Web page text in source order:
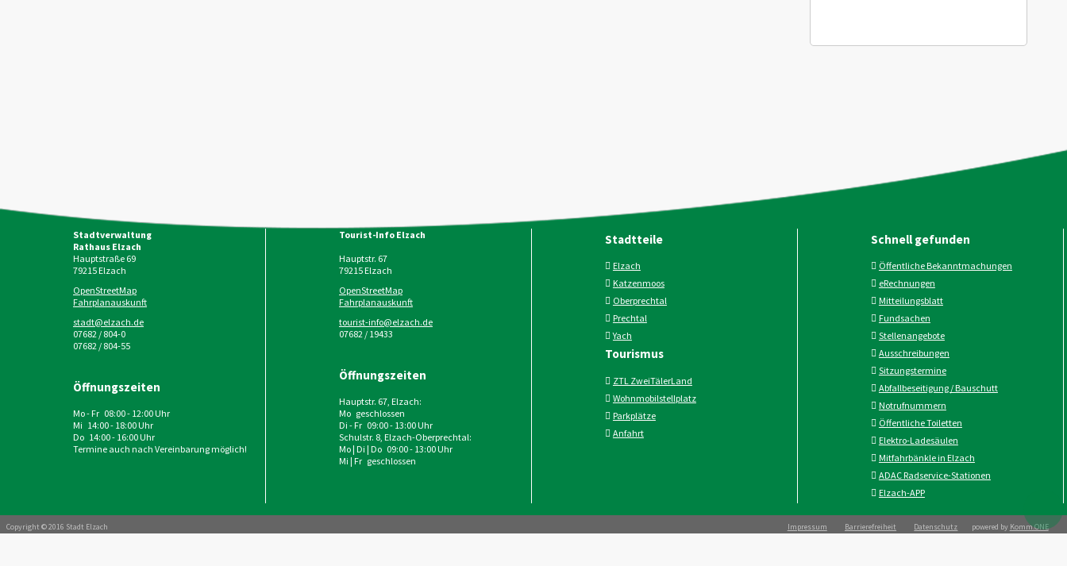
Stadtverwaltung
Rathaus Elzach
Hauptstraße 69
79215Elzach
OpenStreetMap
Fahrplanauskunft
stadt@elzach.de
07682 / 804-0
07682 / 804-55
Öffnungszeiten
Mo - Fr 08:00 - 12:00 Uhr
Mi 14:00 - 18:00 Uhr
Do 14:00 - 16:00 Uhr
Termine auch nach Vereinbarung möglich!
Tourist-Info Elzach
Hauptstr. 67
79215Elzach
OpenStreetMap
Fahrplanauskunft
tourist-info@elzach.de
07682 / 19433
Öffnungszeiten
Hauptstr. 67, Elzach:
Mo geschlossen
Di - Fr 09:00 - 13:00 Uhr
Schulstr. 8, Elzach-Oberprechtal:
Mo | Di | Do 09:00 - 13:00 Uhr
Mi | Fr geschlossen
Stadtteile
Elzach
Katzenmoos
Oberprechtal
Prechtal
Yach
Tourismus
ZTL ZweiTälerLand
Wohnmobilstellplatz
Parkplätze
Anfahrt
Schnell gefunden
Öffentliche Bekanntmachungen
eRechnungen
Mitteilungsblatt
Fundsachen
Stellenangebote
Ausschreibungen
Sitzungstermine
Abfallbeseitigung / Bauschutt
Notrufnummern
Öffentliche Toiletten
Elektro-Ladesäulen
Mitfahrbänkle in Elzach
ADAC Radservice-Stationen
Elzach-APP
Copyright © 2016 Stadt Elzach Impressum Barrierefreiheit Datenschutz powered by Komm.ONE